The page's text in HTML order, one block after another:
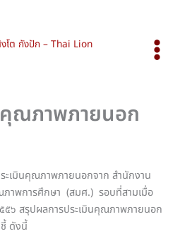
โต กังปัก – Thai Lion
คุณภาพภายนอก
ะเมินคุณภาพภายนอกจาก สำนักงาน
ภาพการศึกษา (สมศ.) รอบที่สามเมื่อ
๖ สรุปผลการประเมินคุณภาพภายนอก
ดังนี้